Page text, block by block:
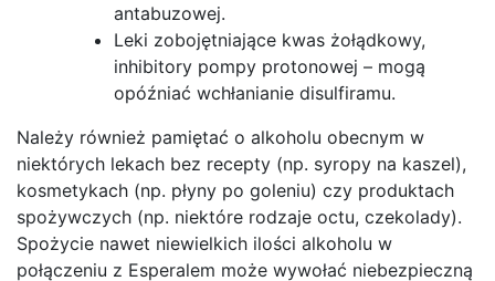
antabuzowej.
Leki zobojętniające kwas żołądkowy,
inhibitory pompy protonowej – mogą
opóźniać wchłanianie disulfiramu.
Należy również pamiętać o alkoholu obecnym w
niektórych lekach bez recepty (np. syropy na kaszel),
kosmetykach (np. płyny po goleniu) czy produktach
spożywczych (np. niektóre rodzaje octu, czekolady).
Spożycie nawet niewielkich ilości alkoholu w
połączeniu z Esperalem może wywołać niebezpieczną